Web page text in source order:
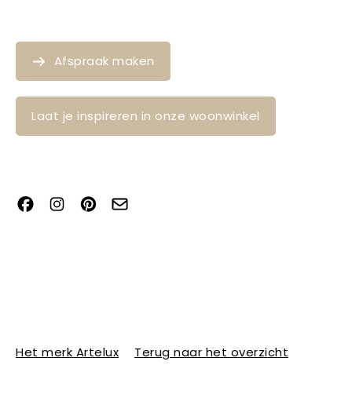
Afspraak maken
Laat je inspireren in onze woonwinkel
Het merk Artelux Terug naar het overzicht